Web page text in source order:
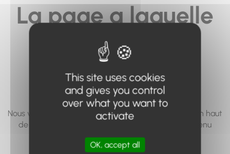
La page a laquelle
vous cherchez à
accéder n'existe
pas... ou plus.
Nous vous invitons à utiliser le moteur de recherche en haut
de page, ou à utiliser le menu pour trouver le contenu
recherché.
This site uses cookies
and gives you control
over what you want to
activate
OK, accept all